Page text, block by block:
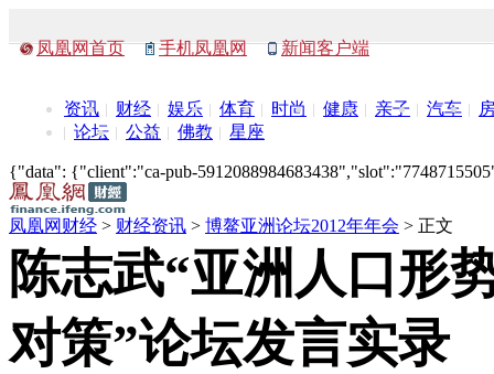
凤凰网首页 手机凤凰网 新闻客户端
资讯 财经 娱乐 体育 时尚 健康 亲子 汽车
论坛
公益 佛教 星座
{"data": {"client":"ca-pub-
凤凰网财经 > 财经资讯 > 博鳌亚洲论坛2012年年会 > 正文
陈志武“亚洲人口形
对策”论坛发言实录